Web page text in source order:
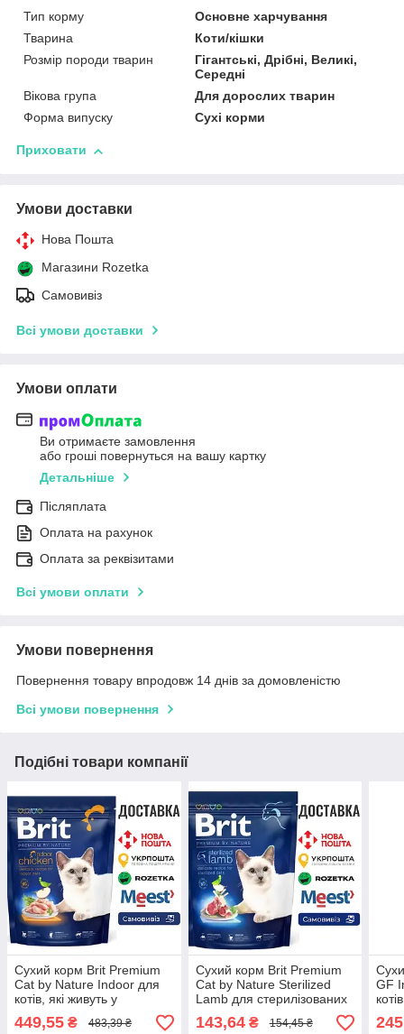
Тип корму
Основне харчування
Тварина
Коти/кішки
Розмір породи тварин
Гігантські, Дрібні, Великі,
Середні
Вікова група
Для дорослих тварин
Форма випуску
Сухі корми
Приховати
Умови доставки
Нова Пошта
Магазини Rozetka
Самовивіз
Всі умови доставки
Умови оплати
Ви отримаєте замовлення
або гроші повернуться на вашу картку
Детальніше
Післяплата
Оплата на рахунок
Оплата за реквізитами
Всі умови оплати
Умови повернення
Повернення товару впродовж 14 днів за домовленістю
Всі умови повернення
Подібні товари компанії
Сухий корм Brit Premium
Cat by Nature Indoor для
котів, які живуть у
приміщенні, з куркою,
1500 г
449,55 ₴ 483,39 ₴
Сухий корм Brit Premium
Cat by Nature Sterilized
Lamb для стерилізованих
котів, з ягням, 300 г
143,64₴ 154,45 ₴
GF